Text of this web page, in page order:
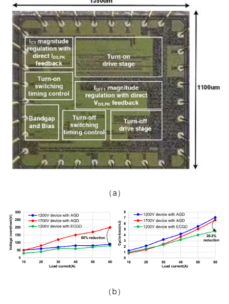
（a）
（b）